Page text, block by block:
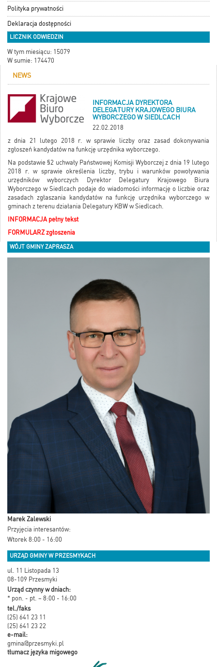
Polityka prywatności
Deklaracja dostępności
LICZNIK ODWIEDZIN
W tym miesiącu: 15079
W sumie: 174470
NEWS
INFORMACJA DYREKTORA
DELEGATURY KRAJOWEGO BIURA
WYBORCZEGO W SIEDLCACH
22.02.2018
z dnia 21 lutego 2018 r. w sprawie liczby oraz zasad dokonywania
zgłoszeń kandydatów na funkcję urzędnika wyborczego.
Na podstawie §2 uchwały Państwowej Komisji Wyborczej z dnia 19 lutego
2018 r. w sprawie określenia liczby, trybu i warunków powoływania
urzędników wyborczych Dyrektor Delegatury Krajowego Biura
Wyborczego w Siedlcach podaje do wiadomości informację o liczbie oraz
zasadach zgłaszania kandydatów na funkcję urzędnika wyborczego w
gminach z terenu działania Delegatury KBW w Siedlcach.
INFORMACJA pełny tekst
FORMULARZ zgłoszenia
WÓJT GMINY ZAPRASZA
Marek Zalewski
Przyjęcia interesantów:
Wtorek 8:00 - 16:00
URZĄD GMINY W PRZESMYKACH
ul. 11 Listopada 13
08-109 Przesmyki
Urząd czynny w dniach:
* pon. - pt. – 8:00 - 16:00
tel./faks
(25) 641 23 11
(25) 641 23 22
e-mail:
gmina@przesmyki.pl
tłumacz języka migowego